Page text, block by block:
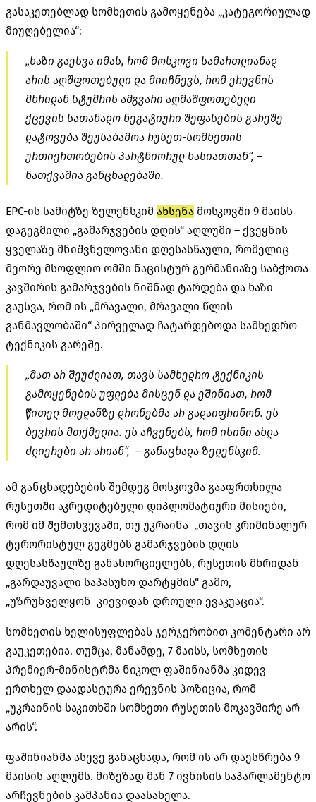
გასაკეთებლად სომხეთის გამოყენება „კატეგორიულად
მიუღებელია“:
„ხაზი გაესვა იმას, რომ მოსკოვი სამართლიანად
არის აღშფოთებული და მიიჩნევს, რომ ერევნის
მხრიდან სტუმრის ამგვარი აღმაშფოთებელი
ქცევის სათანადო ნეგატიური შეფასების გარეშე
დატოვება შეუსაბამოა რუსეთ-სომხეთის
ურთიერთობების პარტნიორულ ხასიათთან“, –
ნათქვამია განცხადებაში.
EPC-ის სამიტზე ზელენსკიმ ახსენა მოსკოვში 9 მაისს
დაგეგმილი „გამარჯვების დღის“ აღლუმი – ქვეყნის
ყველაზე მნიშვნელოვანი დღესასწაული, რომელიც
მეორე მსოფლიო ომში ნაცისტურ გერმანიაზე საბჭოთა
კავშირის გამარჯვების ნიშნად ტარდება და ხაზი
გაუსვა, რომ ის „მრავალი, მრავალი წლის
განმავლობაში“ პირველად ჩატარდებოდა სამხედრო
ტექნიკის გარეშე.
„მათ არ შეუძლიათ, თავს სამხედრო ტექნიკის
გამოყენების უფლება მისცენ და ეშინიათ, რომ
წითელ მოედანზე დრონებმა არ გადაიფრინონ. ეს
ბევრის მთქმელია. ეს აჩვენებს, რომ ისინი ახლა
ძლიერები არ არიან“, – განაცხადა ზელენსკიმ.
ამ განცხადებების შემდეგ მოსკოვმა გააფრთხილა
რუსეთში აკრედიტებული დიპლომატიური მისიები,
რომ იმ შემთხვევაში, თუ უკრაინა „თავის კრიმინალურ
ტერორისტულ გეგმებს გამარჯვების დღის
დღესასწაულზე განახორციელებს, რუსეთის მხრიდან
„გარდაუვალი საპასუხო დარტყმის“ გამო,
„უზრუნველყონ კიევიდან დროული ევაკუაცია“.
სომხეთის ხელისუფლებას ჯერჯერობით კომენტარი არ
გაუკეთებია. თუმცა, მანამდე, 7 მაისს, სომხეთის
პრემიერ-მინისტრმა ნიკოლ ფაშინიანმა კიდევ
ერთხელ დაადასტურა ერევნის პოზიცია, რომ
„უკრაინის საკითხში სომხეთი რუსეთის მოკავშირე არ
არის“.
ფაშინიანმა ასევე განაცხადა, რომ ის არ დაესწრება 9
მაისის აღლუმს. მიზეზად მან 7 ივნისის საპარლამენტო
არჩევნების კამპანია დაასახელა.